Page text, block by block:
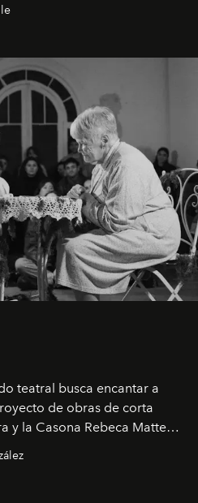
teatral busca encantar a
de obras de corta
y la Casona Rebeca Matte
escena son limpias; ponen el